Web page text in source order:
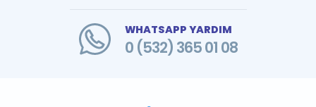
WHATSAPP YARDIM
0 (532) 365 01 08